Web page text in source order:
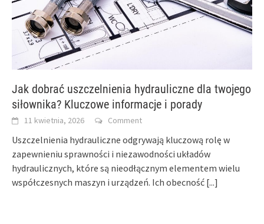
Jak dobrać uszczelnienia hydrauliczne dla twojego
siłownika? Kluczowe informacje i porady
11 kwietnia, 2026 Comment
Uszczelnienia hydrauliczne odgrywają kluczową rolę w
zapewnieniu sprawności i niezawodności układów
hydraulicznych, które są nieodłącznym elementem wielu
współczesnych maszyn i urządzeń. Ich obecność [...]